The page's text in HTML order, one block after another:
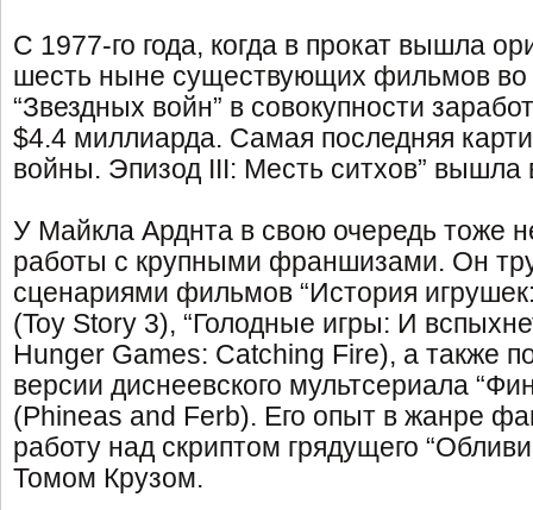
С 1977-го года, когда в прокат вышла
шесть ныне существующих фильмов во
“Звездных войн” в совокупности
$4.4 миллиарда. Самая последняя
войны. Эпизод III: Месть ситхов” вышла
У Майкла Арднта в свою очередь тоже
работы с крупными франшизами. Он
сценариями фильмов “История
(Toy Story 3), “Голодные игры: И
Hunger Games: Catching Fire), а также
версии диснеевского мультсериала
(Phineas and Ferb). Его опыт в жанре
работу над скриптом грядущего
Томом Крузом.